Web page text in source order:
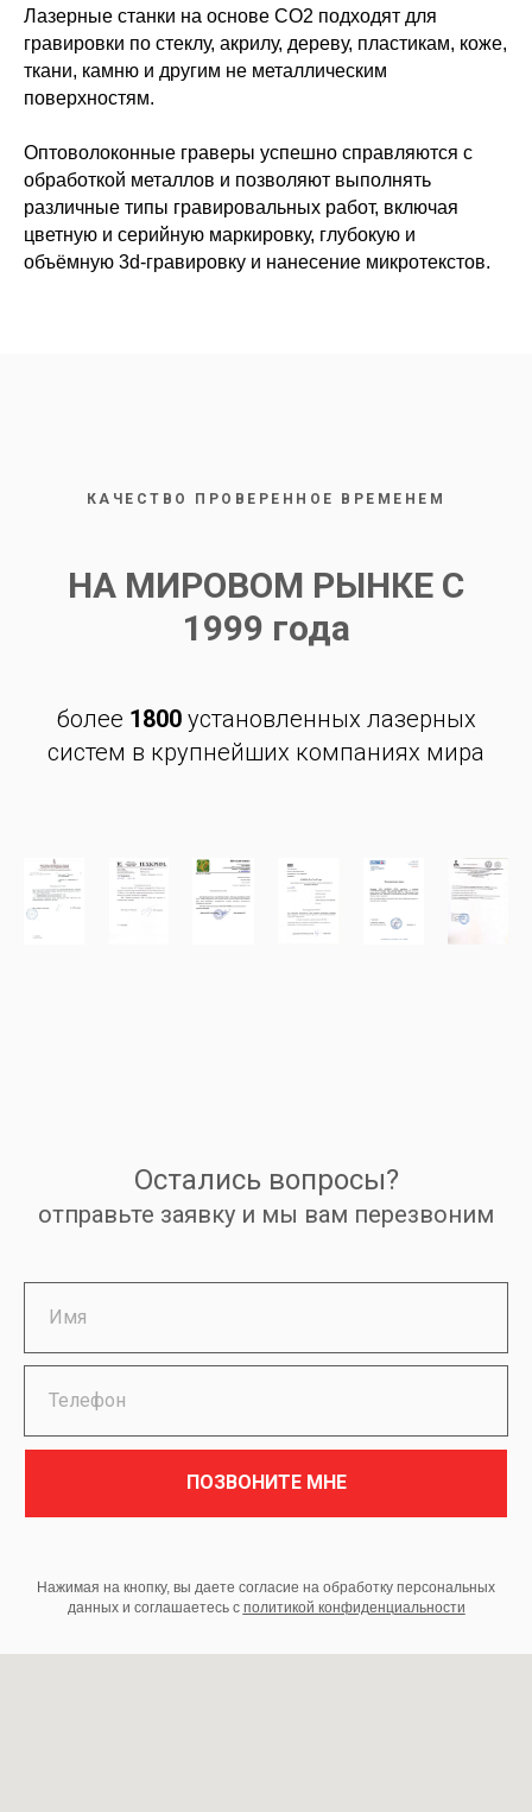
Лазерные станки на основе CO2 подходят для
гравировки по стеклу, акрилу, дереву, пластикам, коже,
ткани, камню и другим не металлическим
поверхностям.
Оптоволоконные граверы успешно справляются с
обработкой металлов и позволяют выполнять
различные типы гравировальных работ, включая
цветную и серийную маркировку, глубокую и
объёмную 3d-гравировку и нанесение микротекстов.
КАЧЕСТВО ПРОВЕРЕННОЕ ВРЕМЕНЕМ
НА МИРОВОМ РЫНКЕ С
1999 года
более 1800установленных лазерных
систем в крупнейших компаниях мира
Остались вопросы?
отправьте заявку и мы вам перезвоним
ПОЗВОНИТЕ МНЕ
Нажимая на кнопку, вы даете согласие на обработку персональных
данных и соглашаетесь c политикой конфиденциальности